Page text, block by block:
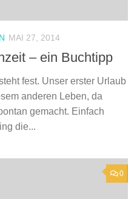
MAI 27, 2014
– ein Buchtipp
fest. Unser erster Urlaub
anderen Leben, da
gemacht. Einfach
die...
0